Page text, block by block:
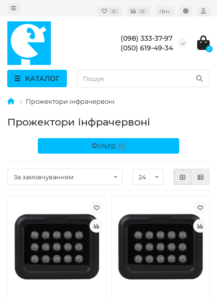
0 0 грн.
(098) 333-37-97
(050) 619-49-34
0
КАТАЛОГ
Прожектори інфрачервоні
Прожектори інфрачервоні
Фільтр